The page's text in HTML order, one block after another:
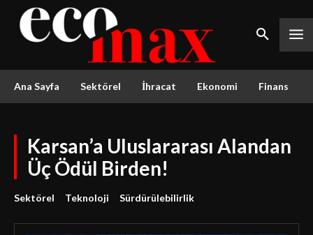
Ana Sayfa Sektörel İhracat Ekonomi Finans
Karsan’a Uluslararası Alandan
Üç Ödül Birden!
Sektörel Teknoloji Sürdürülebilirlik